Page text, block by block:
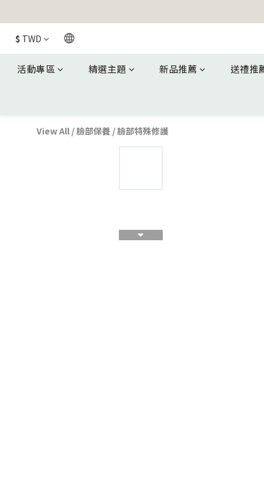
$ TWD
活動專區 精選主題 新品推薦 送禮推
View All /臉部保養 /臉部特殊修護